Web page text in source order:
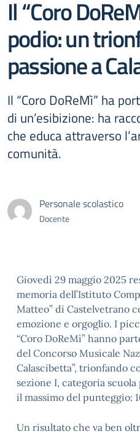
Il “Coro
podio: un
passione a
Il “Coro DoReMì” ha
di un’esibizione: ha
che educa attraverso
comunità.
Personale scolastico
Docente
Giovedì 29 maggio 2025
memoria dell’Istituto
Matteo” di Castelvetrano
emozione e orgoglio. I
“Coro DoReMì” hanno
del Concorso Musicale
Calascibetta”, trionfando
sezione I, categoria
il massimo del punteggio:
Un risultato che va ben